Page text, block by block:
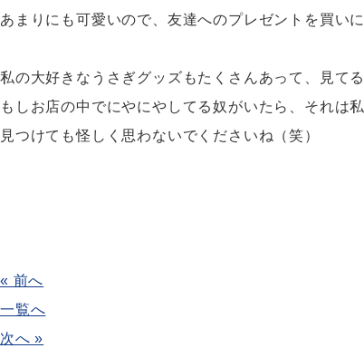
あまりにも可愛いので、友達へのプレゼントを買い
私の大好きなうさぎグッズもたくさんあって、見て
もしお店の中でにやにやしてる奴がいたら、それは
見つけても怪しく思わないでくださいね（笑）
« 前へ
一覧へ
次へ »